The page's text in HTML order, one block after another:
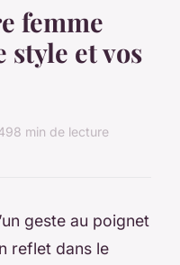
femme
style et vos
8 min de lecture
geste au poignet
reflet dans le